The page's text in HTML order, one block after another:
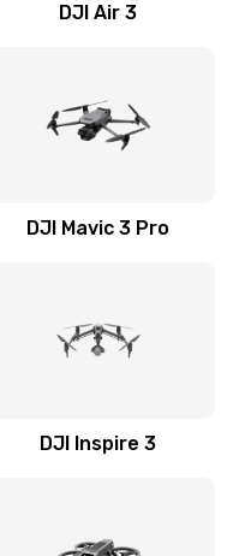
DJI Air 3
DJI Mavic 3 Pro
DJI Inspire 3